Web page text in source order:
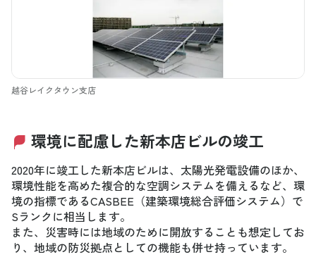
越谷レイクタウン支店
環境に配慮した新本店ビルの竣工
2020年に竣工した新本店ビルは、太陽光発電設備のほか、
環境性能を高めた複合的な空調システムを備えるなど、環
境の指標であるCASBEE（建築環境総合評価システム）で
Sランクに相当します。
また、災害時には地域のために開放することも想定してお
り、地域の防災拠点としての機能も併せ持っています。